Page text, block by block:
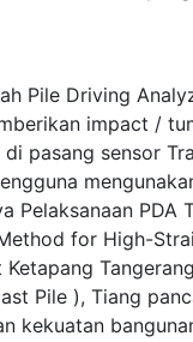
Pile Driving
impact /
pasang sensor
Pelaksanaan PDA
for High-
Pile ), Tiang
kekuatan